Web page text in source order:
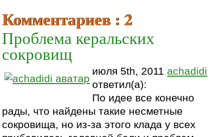
Комментариев : 2
Проблема керальских
сокровищ
июля 5th, 2011 achadidi
ответил(а):
По идее все конечно
рады, что найдены такие несметные
сокровища, но из-за этого клада у всех